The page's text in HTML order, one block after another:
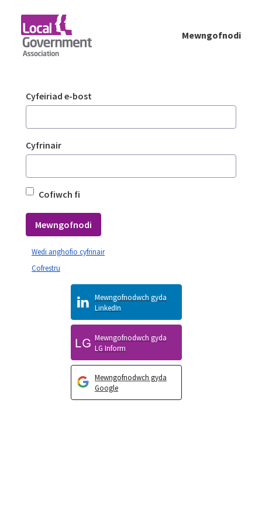
Mewngofnodi
Mewngofnodi
Cyfeiriad e-bost
Cyfrinair
Cofiwch fi
Mewngofnodi
Mewngofnodwch gyda
Google
Mewngofnodwch gyda
LG Inform
Mewngofnodwch gyda
LinkedIn
Cofrestru
Wedi anghofio cyfrinair